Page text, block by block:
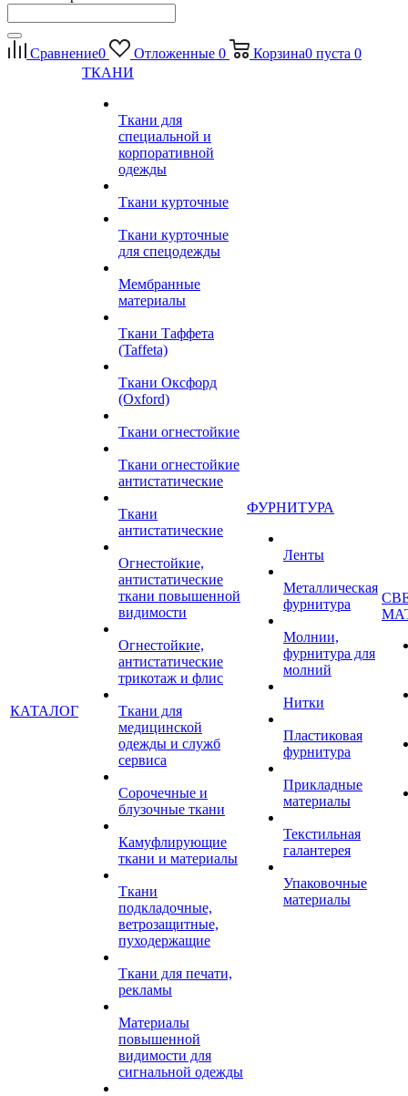
Сравнение0 Отложенные 0 Корзина0 пуста 0
КАТАЛОГ
ТКАНИ
Ткани для
специальной и
корпоративной
одежды
Ткани курточные
Ткани курточные
для спецодежды
Мембранные
материалы
Ткани Таффета
(Taffeta)
Ткани Оксфорд
(Oxford)
Ткани огнестойкие
Ткани огнестойкие
антистатические
Ткани
антистатические
Огнестойкие,
антистатические
ткани повышенной
видимости
Огнестойкие,
антистатические
трикотаж и флис
Ткани для
медицинской
одежды и служб
сервиса
Сорочечные и
блузочные ткани
Камуфлирующие
ткани и материалы
Ткани
подкладочные,
ветрозащитные,
пуходержащие
Ткани для печати,
рекламы
Материалы
повышенной
видимости для
сигнальной одежды
ФУРНИТУРА
Ленты
Металлическая
фурнитура
Молнии,
фурнитура для
молний
Нитки
Пластиковая
фурнитура
Прикладные
материалы
Текстильная
галантерея
Упаковочные
материалы